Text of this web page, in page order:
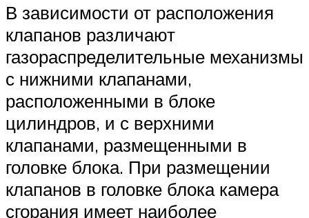
В зависимости от расположения
клапанов различают
газораспределительные механизмы
с нижними клапанами,
расположенными в блоке
цилиндров, и с верхними
клапанами, размещенными в
головке блока. При размещении
клапанов в головке блока камера
сгорания имеет наиболее